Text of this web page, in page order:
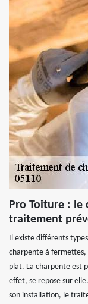
Pro Toiture :
traitement
Il existe différents
charpente à
plat. La charpente est
effet, se repose sur
son installation, le